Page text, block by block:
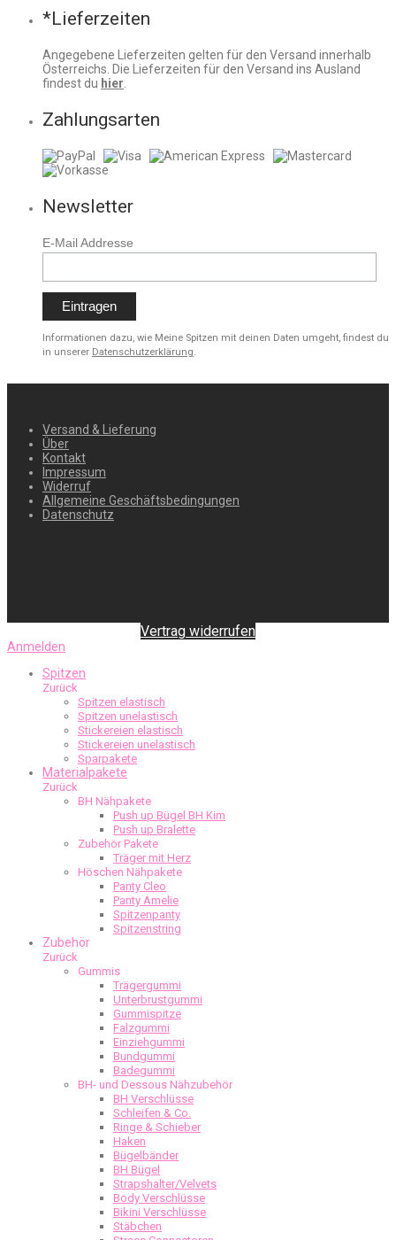
*Lieferzeiten
Angegebene Lieferzeiten gelten für den Versand innerhalb
Österreichs. Die Lieferzeiten für den Versand ins Ausland
findest du hier.
Zahlungsarten
Newsletter
E-Mail Addresse
Informationen dazu, wie Meine Spitzen mit deinen Daten umgeht, findest du
in unserer Datenschutzerklärung.
Versand & Lieferung
Über
Kontakt
Impressum
Widerruf
Allgemeine Geschäftsbedingungen
Datenschutz
Vertrag widerrufen
Anmelden
Spitzen
Zurück
Spitzen elastisch
Spitzen unelastisch
Stickereien elastisch
Stickereien unelastisch
Sparpakete
Materialpakete
Zurück
BH Nähpakete
Push up Bügel BH Kim
Push up Bralette
Zubehör Pakete
Träger mit Herz
Höschen Nähpakete
Panty Cleo
Panty Amelie
Spitzenpanty
Spitzenstring
Zubehör
Zurück
Gummis
Trägergummi
Unterbrustgummi
Gummispitze
Falzgummi
Einziehgummi
Bundgummi
Badegummi
BH- und Dessous Nähzubehör
BH Verschlüsse
Schleifen & Co.
Ringe & Schieber
Haken
Bügelbänder
BH Bügel
Strapshalter/Velvets
Body Verschlüsse
Bikini Verschlüsse
Stäbchen